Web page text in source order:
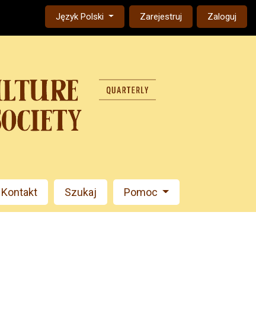
Change the language. The current language is:
Język Polski Zarejestruj Zaloguj
Kontakt Szukaj Pomoc